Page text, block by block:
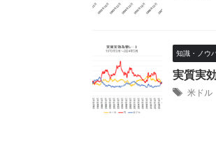
知識・ノウ
実質実
米ドル